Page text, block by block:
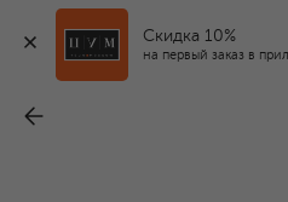
Скидка 10%
на первый заказ в